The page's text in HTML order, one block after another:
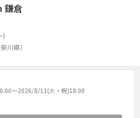
鎌倉
)
奈川県）
～2026/8/11(火・祝)18:00